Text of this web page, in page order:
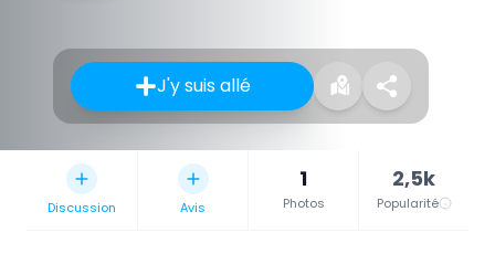
J'y suis allé
Discussion Avis
1
Photos
2,5k
Popularité